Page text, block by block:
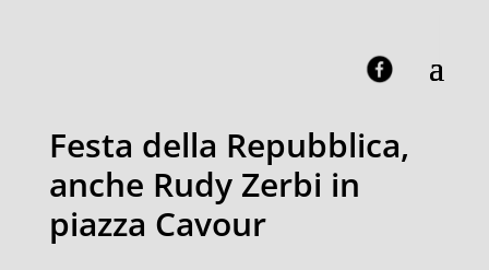
Festa della Repubblica,
anche Rudy Zerbi in
piazza Cavour